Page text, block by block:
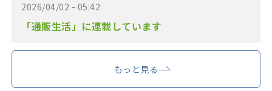
2026/04/02 - 05:42
「通販生活」に連載しています
もっと見る